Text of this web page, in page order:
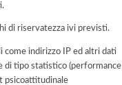
di riservatezza ivi previsti.
come indirizzo IP ed altri dati
di tipo statistico (performance
psicoattitudinale